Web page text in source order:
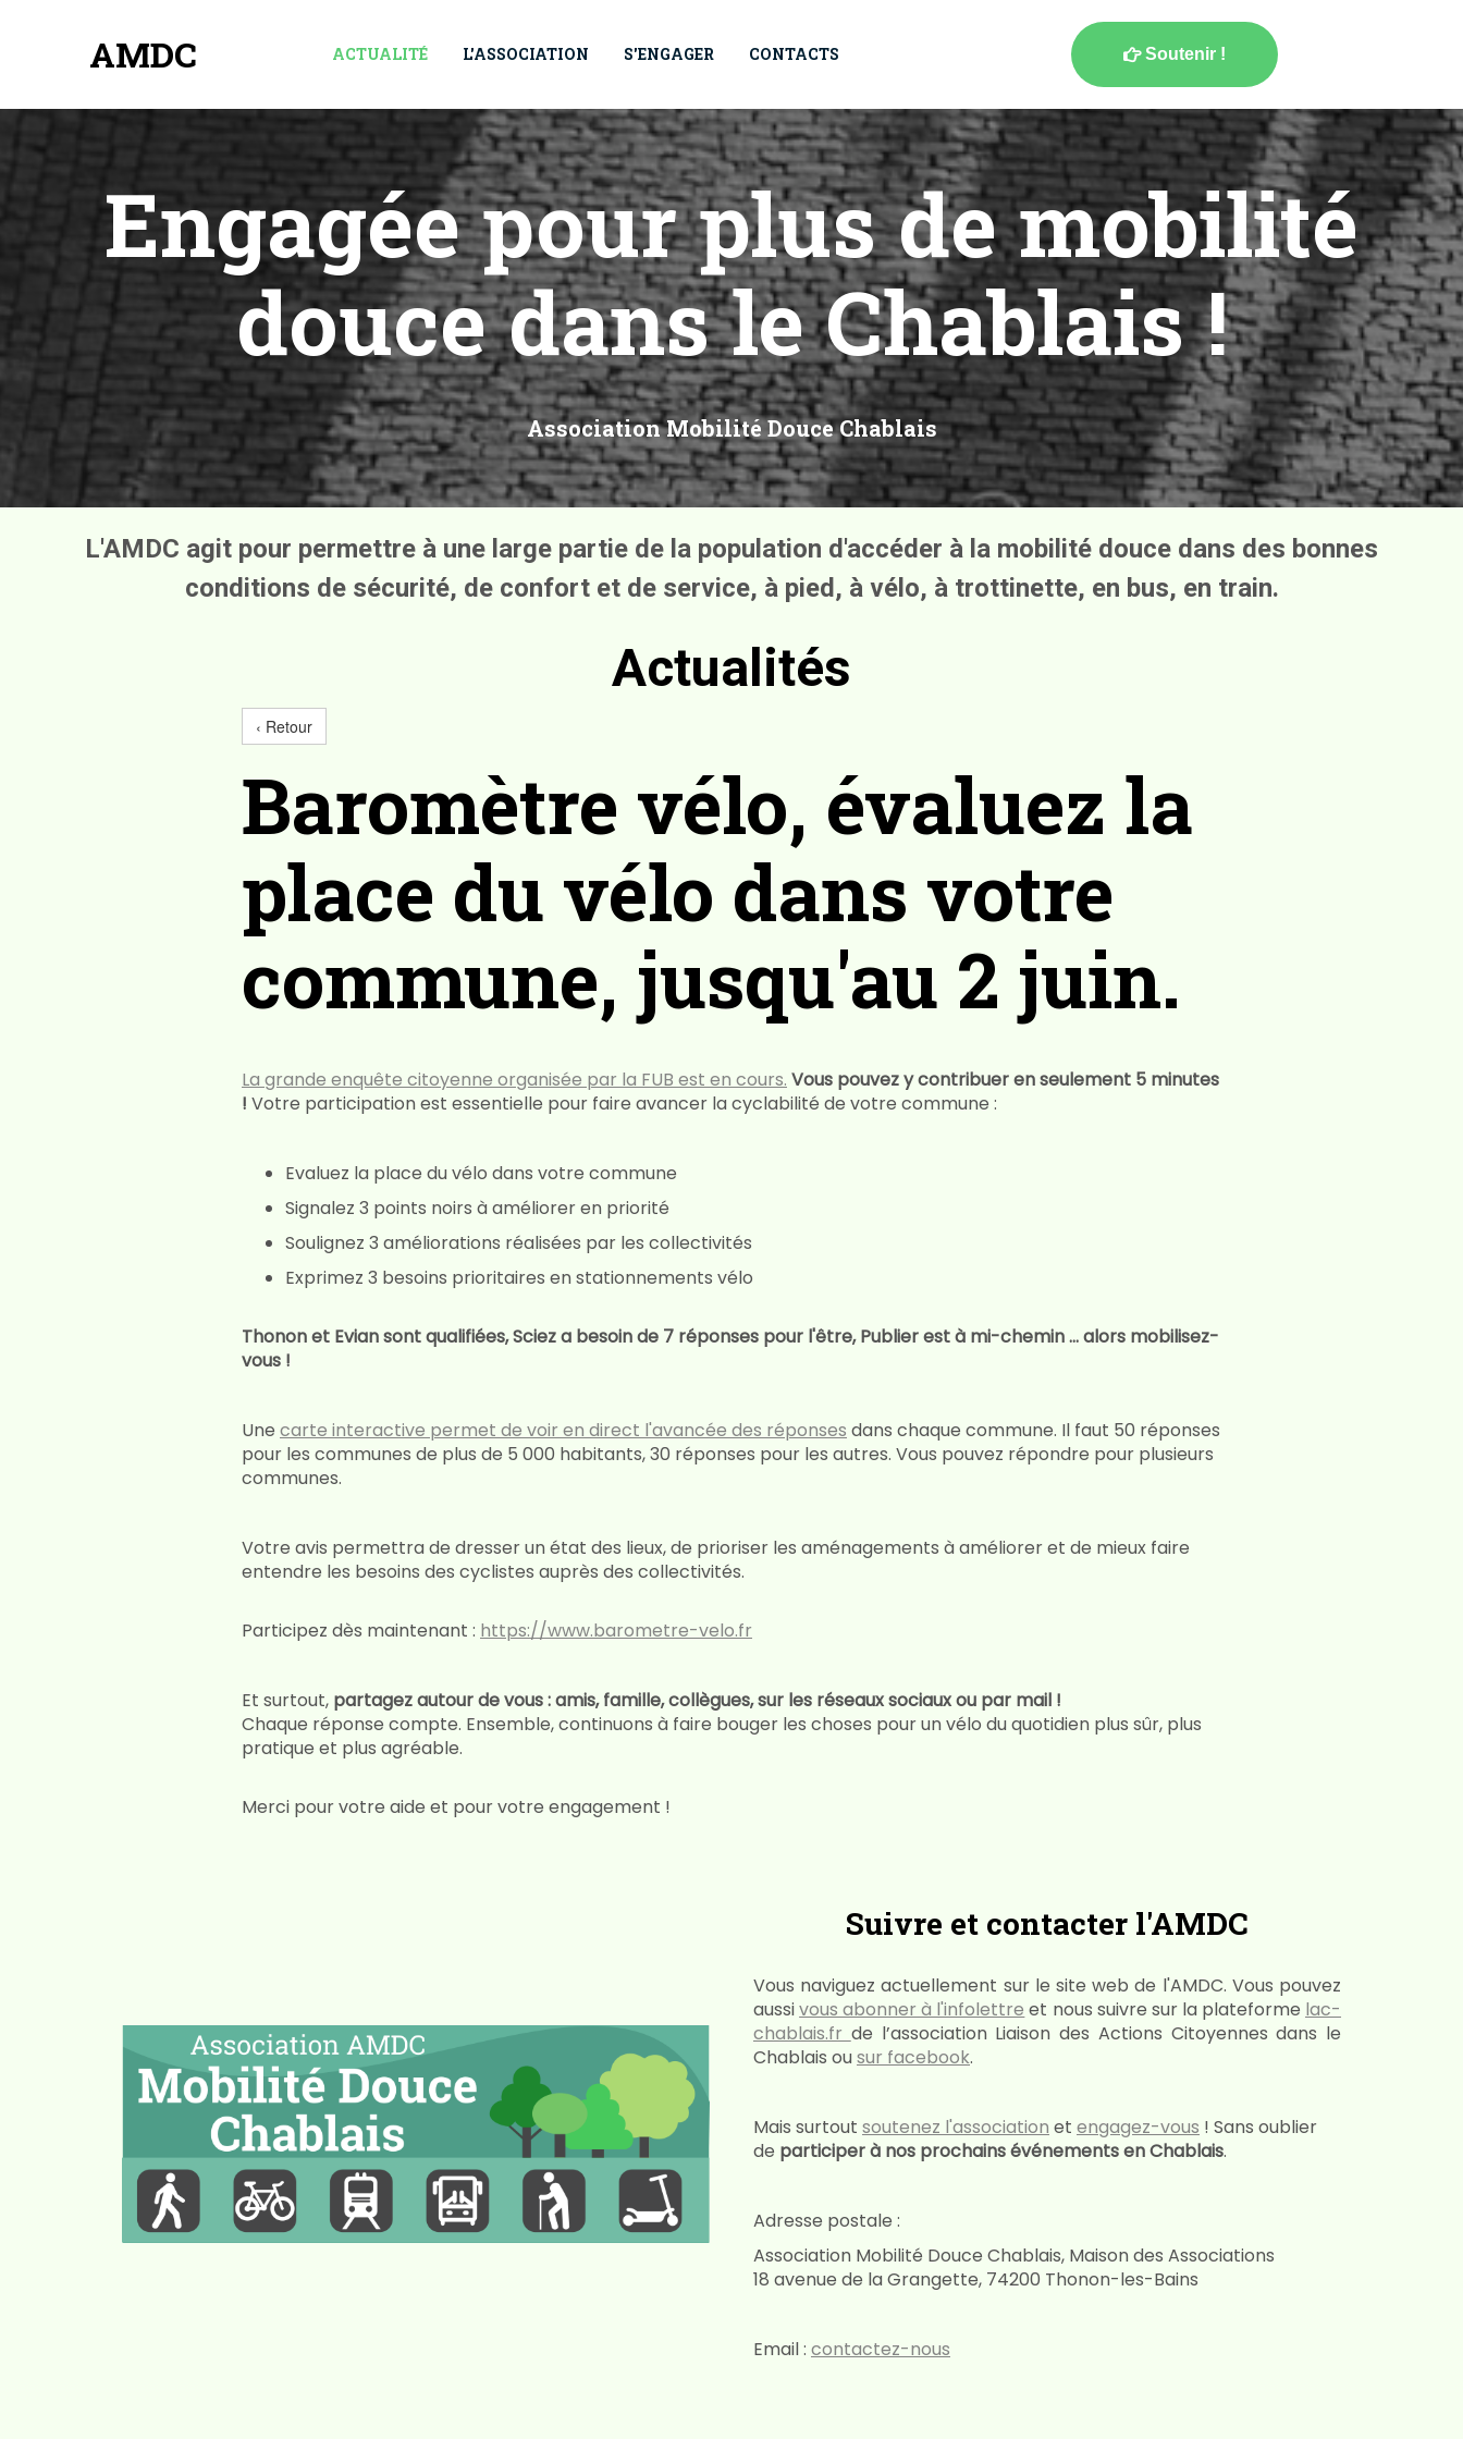
AMDC ACTUALITÉ L'ASSOCIATION S'ENGAGER CONTACTS Soutenir !
Engagée pour plus de mobilité
douce dans le Chablais !
Association Mobilité Douce Chablais
L'AMDC agit pour permettre à une large partie de la population d'accéder à la mobilité douce dans des bonnes
conditions de sécurité, de confort et de service, à pied, à vélo, à trottinette, en bus, en train.
Actualités
‹ Retour
Baromètre vélo, évaluez la
place du vélo dans votre
commune, jusqu'au 2 juin.
La grande enquête citoyenne organisée par la FUB est en cours. Vous pouvez y contribuer en seulement 5 minutes
! Votre participation est essentielle pour faire avancer la cyclabilité de votre commune :
Evaluez la place du vélo dans votre commune
Signalez 3 points noirs à améliorer en priorité
Soulignez 3 améliorations réalisées par les collectivités
Exprimez 3 besoins prioritaires en stationnements vélo
Thonon et Evian sont qualifiées, Sciez a besoin de 7 réponses pour l'être, Publier est à mi-chemin ... alors mobilisez-
vous !
Une carte interactive permet de voir en direct l'avancée des réponses dans chaque commune. Il faut 50 réponses
pour les communes de plus de 5 000 habitants, 30 réponses pour les autres. Vous pouvez répondre pour plusieurs
communes.
Votre avis permettra de dresser un état des lieux, de prioriser les aménagements à améliorer et de mieux faire
entendre les besoins des cyclistes auprès des collectivités.
Participez dès maintenant : https://www.barometre-velo.fr
Et surtout, partagez autour de vous : amis, famille, collègues, sur les réseaux sociaux ou par mail !
Chaque réponse compte. Ensemble, continuons à faire bouger les choses pour un vélo du quotidien plus sûr, plus
pratique et plus agréable.
Merci pour votre aide et pour votre engagement !
Suivre et contacter l'AMDC
Vous naviguez actuellement sur le site web de l'AMDC. Vous pouvez
aussivous abonner à l'infolettre et nous suivre sur la plateforme lac-
chablais.fr de l’association Liaison des Actions Citoyennes dans le
Chablais ousur facebook.
Mais surtout soutenez l'association et engagez-vous ! Sans oublier
de participer à nos prochains événements en Chablais.
Adresse postale :
Association Mobilité Douce Chablais, Maison des Associations
18 avenue de la Grangette, 74200 Thonon-les-Bains
Email : contactez-nous